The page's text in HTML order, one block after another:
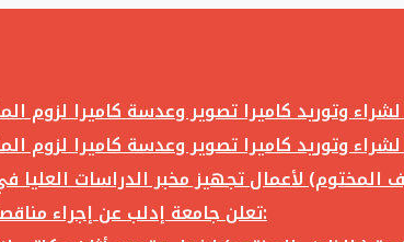
تعلن جامعة إدلب عن إجراء مناقصة (بالظرف المختوم) لشراء وتوريد ما يلي: